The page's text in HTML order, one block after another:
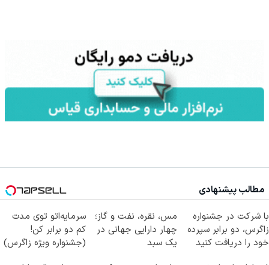
مطالب پیشنهادی
با شرکت در جشنواره
زاگرس، دو برابر سپرده
خود را دریافت کنید
مس، نقره، نفت و گاز؛
چهار دارایی جهانی در
یک سبد
سرمایه‌اتو توی مدت
کم دو برابر کن!
(جشنواره ویژه زاگرس)